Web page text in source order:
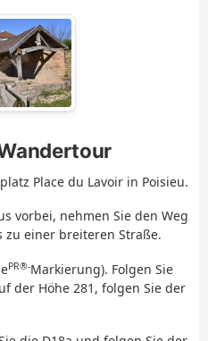
Place du Lavoir in Poisieu.
vorbei, nehmen Sie den Weg
einer breiteren Straße.
PR®-Markierung). Folgen Sie
der Höhe 281, folgen Sie der